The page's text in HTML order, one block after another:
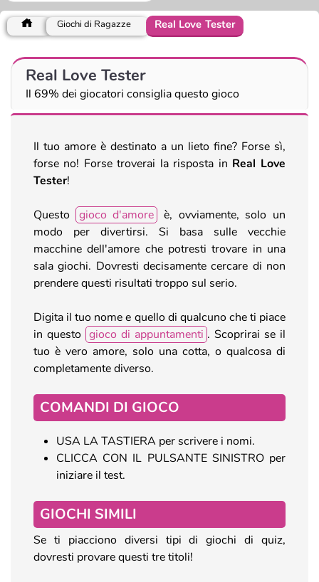
Giochi di Ragazze Real Love Tester
Real Love Tester
Il 69% dei giocatori consiglia questo gioco
Il tuo amore è destinato a un lieto fine? Forse sì,
forse no! Forse troverai la risposta in Real Love
Tester!
Questo gioco d'amore
è, ovviamente, solo un
modo per divertirsi. Si basa sulle vecchie
macchine dell'amore che potresti trovare in una
sala giochi. Dovresti decisamente cercare di non
prendere questi risultati troppo sul serio.
Digita il tuo nome e quello di qualcuno che ti piace
in questo gioco di appuntamenti . Scoprirai se il
tuo è vero amore, solo una cotta, o qualcosa di
completamente diverso.
COMANDI DI GIOCO
USA LA TASTIERA per scrivere i nomi.
CLICCA CON IL PULSANTE SINISTRO per
iniziare il test.
GIOCHI SIMILI
Se ti piacciono diversi tipi di giochi di quiz,
dovresti provare questi tre titoli!